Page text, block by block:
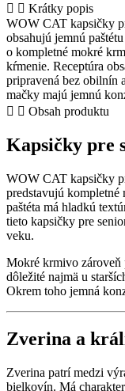
pre
senior
mačky
–
zverina
a
králik
paštéta
Krátky popis
WOW CAT kapsičky
obsahujú jemnú
o kompletné mokré
kŕmenie. Receptúra
pripravená bez obilnín
mačky majú jemnú
Obsah produktu
Kapsičky pre
WOW CAT kapsičky
predstavujú kompletné
paštéta má hladkú
tieto kapsičky pre
veku.
Mokré krmivo zároveň
dôležité najmä u
Okrem toho jemná
Zverina a
Zverina patrí medzi
bielkovín. Má